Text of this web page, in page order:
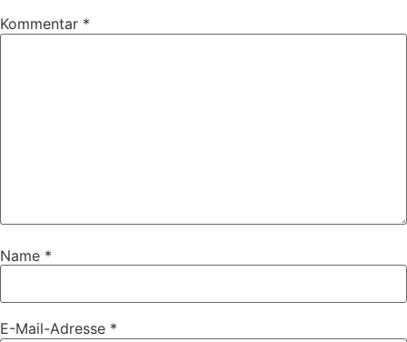
Kommentar *
Name *
E-Mail-Adresse *